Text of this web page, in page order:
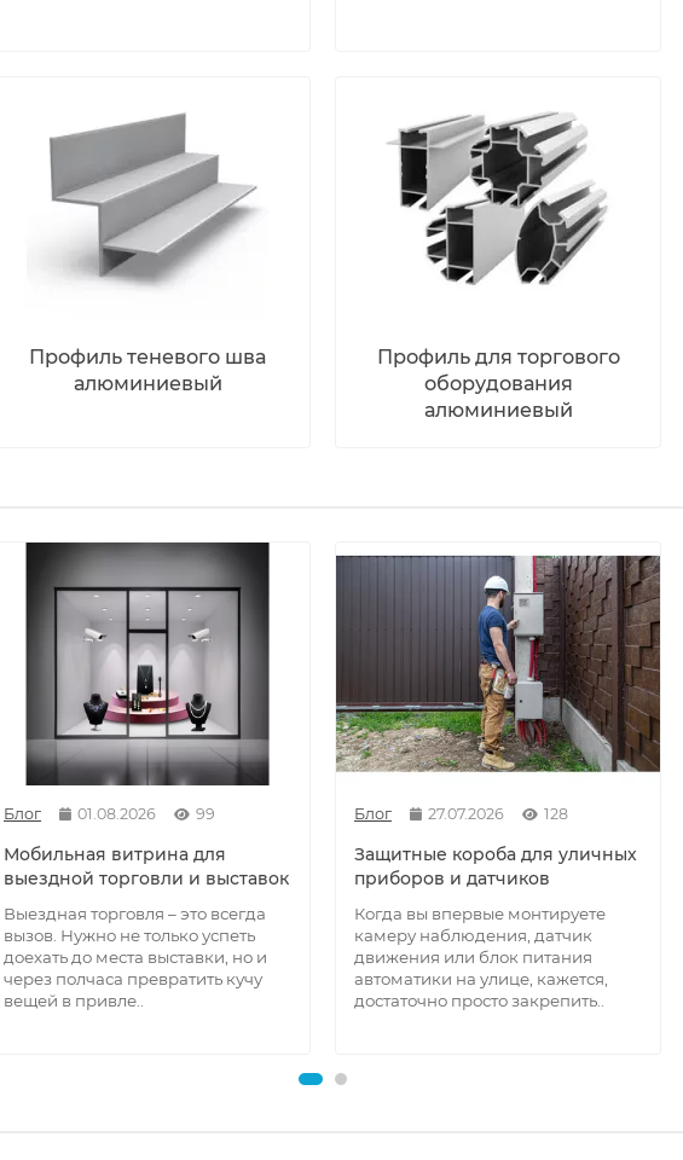
Профиль теневого шва
алюминиевый
Профиль для торгового
оборудования
алюминиевый
Блог 01.08.2026 99
Мобильная витрина для
выездной торговли и выставок
Выездная торговля – это всегда
вызов. Нужно не только успеть
доехать до места выставки, но и
через полчаса превратить кучу
вещей в привле..
Блог 27.07.2026 128
Защитные короба для уличных
приборов и датчиков
Когда вы впервые монтируете
камеру наблюдения, датчик
движения или блок питания
автоматики на улице, кажется,
достаточно просто закрепить..